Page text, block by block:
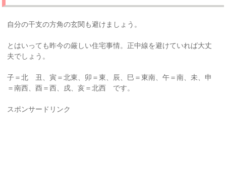
自分の干支の方角の玄関も避けましょう。
とはいっても昨今の厳しい住宅事情。正中線を避けていれば大丈
夫でしょう。
子＝北 丑、寅＝北東、卯＝東、辰、巳＝東南、午＝南、未、申
＝南西、酉＝西、戌、亥＝北西 です。
スポンサードリンク